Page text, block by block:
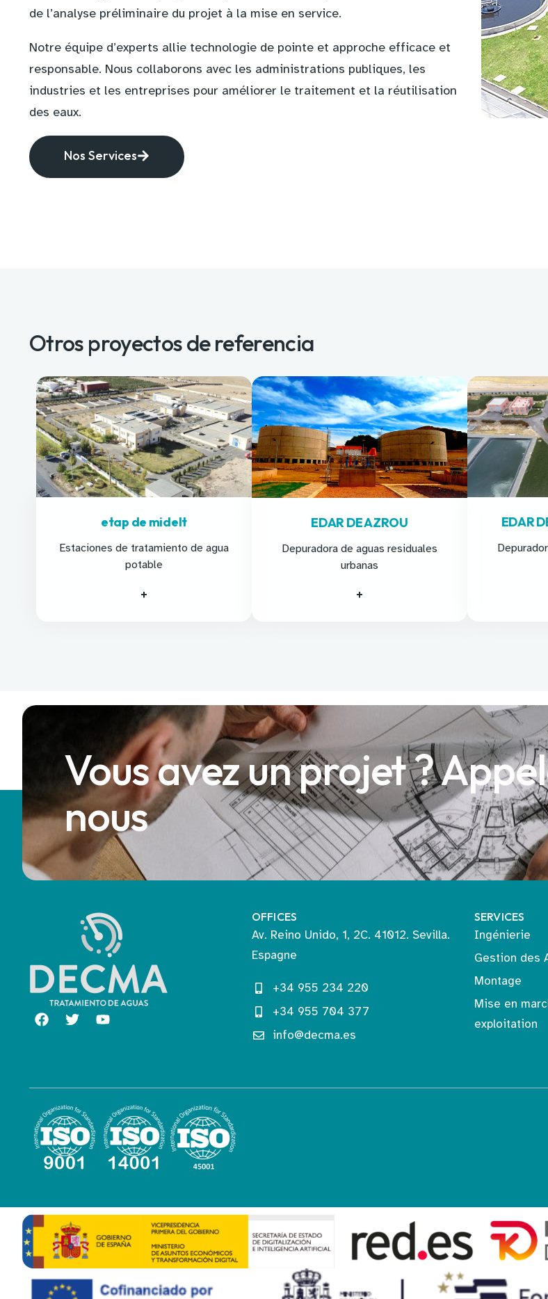
de l’analyse préliminaire du projet à la mise en service.
Notre équipe d’experts allie technologie de pointe et approche efficace et
responsable. Nous collaborons avec les administrations publiques, les
industries et les entreprises pour améliorer le traitement et la réutilisation
des eaux.
Nos Services
Otros proyectos de referencia
etap de midelt
Estaciones de tratamiento de agua
potable
+
EDAR DE AZROU
Depuradora de aguas residuales
urbanas
+
EDAR
Vous avez un projet ?
nous
OFFICES
Av. Reino Unido, 1, 2C. 41012. Sevilla.
Espagne
+34 955 234 220
+34 955 704 377
info@decma.es
SERVICES
Ingénierie
Gestion des
Montage
Mise en
exploitation